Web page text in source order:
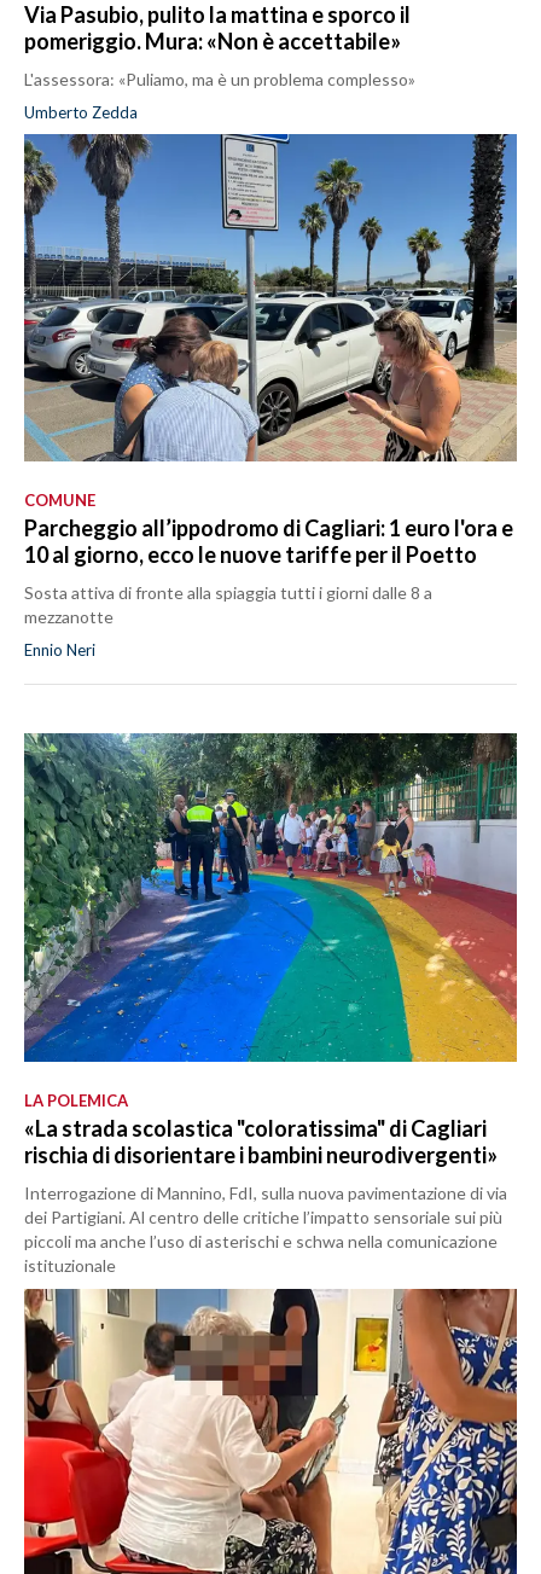
Via Pasubio, pulito la mattina e sporco il
pomeriggio. Mura: «Non è accettabile»
L'assessora: «Puliamo, ma è un problema complesso»
Umberto Zedda
COMUNE
Parcheggio all’ippodromo di Cagliari: 1 euro l'ora e
10 al giorno, ecco le nuove tariffe per il Poetto
Sosta attiva di fronte alla spiaggia tutti i giorni dalle 8 a
mezzanotte
Ennio Neri
LA POLEMICA
«La strada scolastica "coloratissima" di Cagliari
rischia di disorientare i bambini neurodivergenti»
Interrogazione di Mannino, FdI, sulla nuova pavimentazione di via
dei Partigiani. Al centro delle critiche l’impatto sensoriale sui più
piccoli ma anche l’uso di asterischi e schwa nella comunicazione
istituzionale